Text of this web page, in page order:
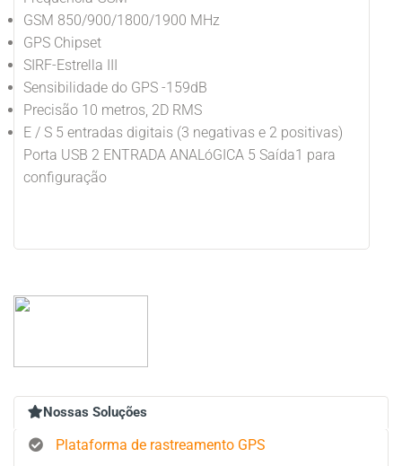
GSM 850/900/1800/1900 MHz
GPS Chipset
SIRF-Estrella III
Sensibilidade do GPS -159dB
Precisão 10 metros, 2D RMS
E / S 5 entradas digitais (3 negativas e 2 positivas)
Porta USB 2 ENTRADA ANALóGICA 5 Saída1 para
configuração
Nossas Soluções
Plataforma de rastreamento GPS